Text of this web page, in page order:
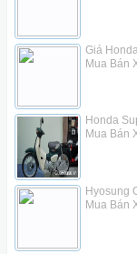
Giá
Mua Bán
Honda
Mua Bán
Hyosung
Mua Bán